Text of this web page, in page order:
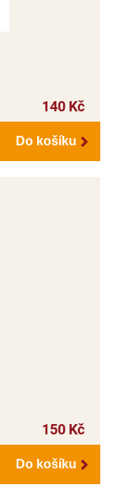
140 Kč
Do košíku
150 Kč
Do košíku